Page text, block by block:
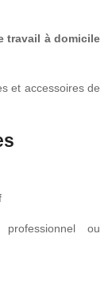
travail à domicile
et accessoires de
ou